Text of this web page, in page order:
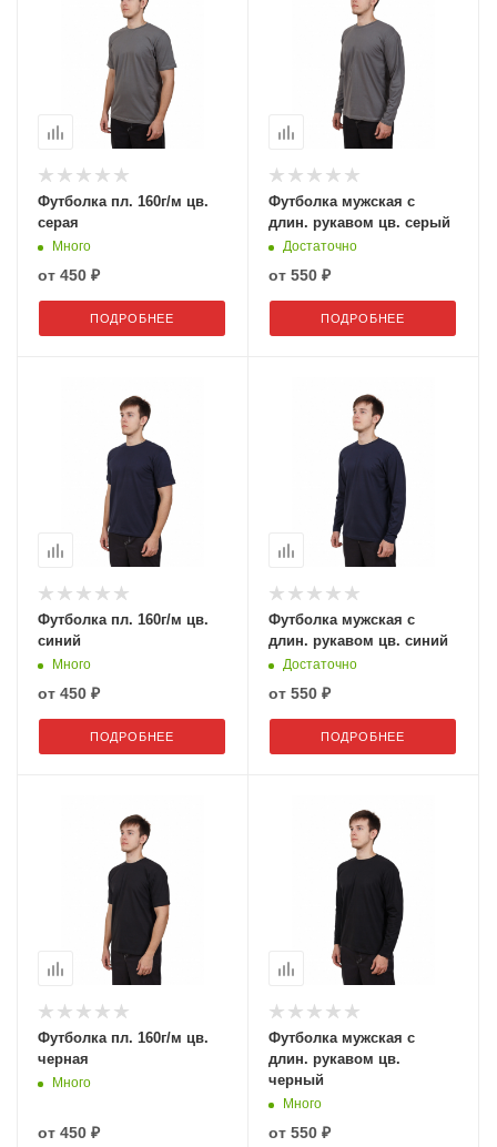
Футболка пл. 160г/м цв.
серая
Много
от 450 ₽
ПОДРОБНЕЕ
Футболка мужская с
длин. рукавом цв. серый
Достаточно
от 550 ₽
ПОДРОБНЕЕ
Футболка пл. 160г/м цв.
синий
Много
от 450 ₽
ПОДРОБНЕЕ
Футболка мужская с
длин. рукавом цв. синий
Достаточно
от 550 ₽
ПОДРОБНЕЕ
Футболка пл. 160г/м цв.
черная
Много
от 450 ₽
Футболка мужская с
длин. рукавом цв.
черный
Много
от 550 ₽